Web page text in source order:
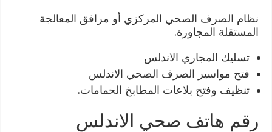
نظام الصرف الصحي المركزي أو مرافق المعالجة
المستقلة المجاورة.
تسليك المجاري الاندلس
فتح مواسير الصرف الصحي الاندلس
تنظيف وفتح بلاعات المطابخ الحمامات.
رقم هاتف صحي الاندلس